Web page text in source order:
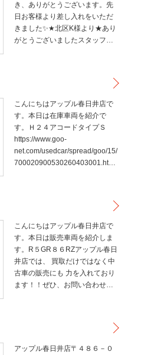
き、ありがとうございます。先
日お客様より差し入れをいただ
きました✨★北区K様より★あり
がとうございましたスタッフ皆
日井店〒４…
こんにちはアップル春日井店で
す。本日は在庫車両を紹介で
す。Ｈ２４アコードタイプＳ
https://www.goo-
net.com/usedcar/spread/goo/15/
700020900530260403001.html
こんにちはアップル春日井店で
す。本日は販売車両を紹介しま
す。R５GR８６RZアップル春日
井店では、 買取だけではなく中
古車の販売にも 力を入れており
ます！！ぜひ、お問い合わせく
アップル春日井店〒４８６－０